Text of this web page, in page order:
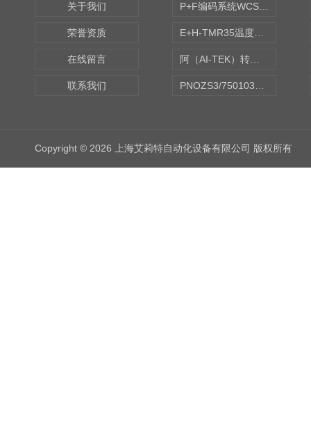
关于我们
荣誉资质
在线留言
联系我们
Copyright © 2026 上海艾莉特自动化设备有限公司 版权所有